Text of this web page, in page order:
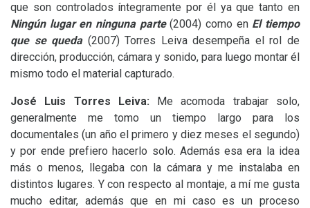
que son controlados íntegramente por él ya que tanto en
Ningún lugar en ninguna parte(2004) como en El tiempo
que se queda(2007) Torres Leiva desempeña el rol de
dirección, producción, cámara y sonido, para luego montar él
mismo todo el material capturado.
José Luis Torres Leiva: Me acomoda trabajar solo,
generalmente me tomo un tiempo largo para los
documentales (un año el primero y diez meses el segundo)
y por ende prefiero hacerlo solo. Además esa era la idea
más o menos, llegaba con la cámara y me instalaba en
distintos lugares. Y con respecto al montaje, a mí me gusta
mucho editar, además que en mi caso es un proceso